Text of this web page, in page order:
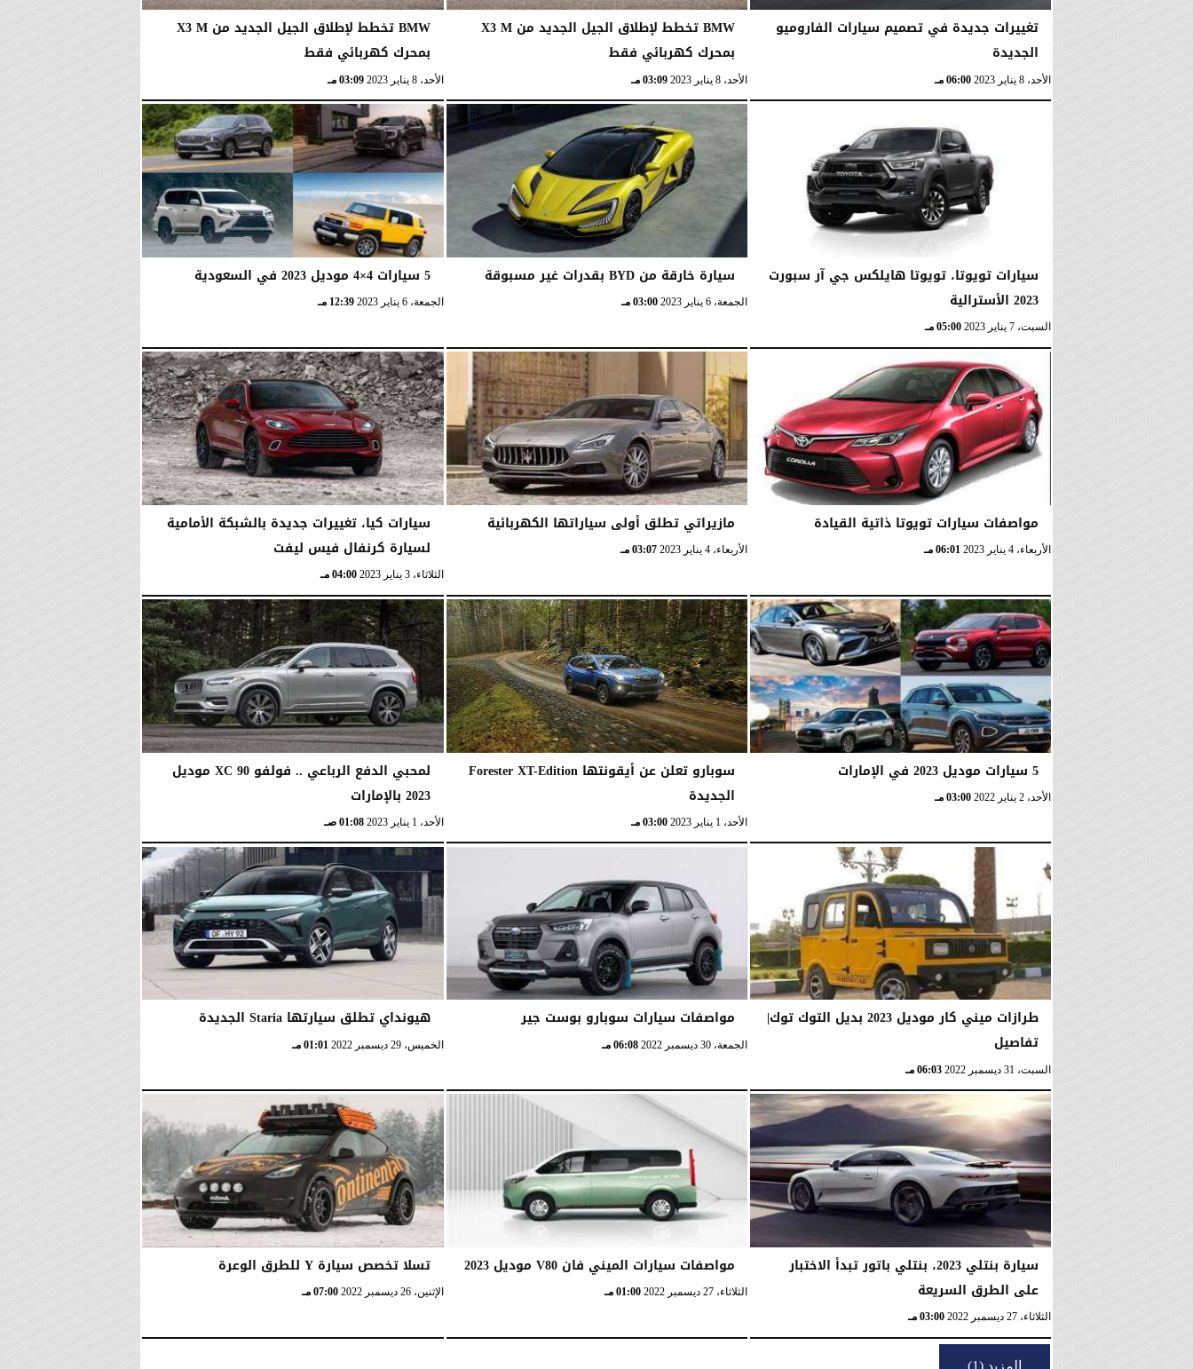
تغييرات جديدة في تصميم سيارات الفاروميو
الجديدة
الأحد، 8 يناير 2023 06:00 مـ
BMW تخطط لإطلاق الجيل الجديد من X3 M
بمحرك كهربائي فقط
الأحد، 8 يناير 2023 03:09 مـ
BMW تخطط لإطلاق الجيل الجديد من X3 M
بمحرك كهربائي فقط
الأحد، 8 يناير 2023 03:09 مـ
سيارات تويوتا، تويوتا هايلكس جي آر سبورت
2023 الأسترالية
السبت، 7 يناير 2023 05:00 مـ
سيارة خارقة من BYD بقدرات غير مسبوقة
الجمعة، 6 يناير 2023 03:00 مـ
5 سيارات 4×4 موديل 2023 في السعودية
الجمعة، 6 يناير 2023 12:39 مـ
مواصفات سيارات تويوتا ذاتية القيادة
الأربعاء، 4 يناير 2023 06:01 مـ
مازيراتي تطلق أولى سياراتها الكهربائية
الأربعاء، 4 يناير 2023 03:07 مـ
سيارات كيا، تغييرات جديدة بالشبكة الأمامية
لسيارة كرنفال فيس ليفت
الثلاثاء، 3 يناير 2023 04:00 مـ
5 سيارات موديل 2023 في الإمارات
الأحد، 2 يناير 2022 03:00 مـ
سوبارو تعلن عن أيقونتها Forester XT-Edition
الجديدة
الأحد، 1 يناير 2023 03:00 مـ
لمحبي الدفع الرباعي .. فولفو XC 90 موديل
2023 بالإمارات
الأحد، 1 يناير 2023 01:08 صـ
طرازات ميني كار موديل 2023 بديل التوك توك|
تفاصيل
السبت، 31 ديسمبر 2022 06:03 مـ
مواصفات سيارات سوبارو بوست جير
الجمعة، 30 ديسمبر 2022 06:08 مـ
هيونداي تطلق سيارتها Staria الجديدة
الخميس، 29 ديسمبر 2022 01:01 مـ
سيارة بنتلي 2023، بنتلي باتور تبدأ الاختبار
على الطرق السريعة
الثلاثاء، 27 ديسمبر 2022 03:00 مـ
مواصفات سيارات الميني فان V80 موديل 2023
الثلاثاء، 27 ديسمبر 2022 01:00 مـ
تسلا تخصص سيارة Y للطرق الوعرة
الإثنين، 26 ديسمبر 2022 07:00 مـ